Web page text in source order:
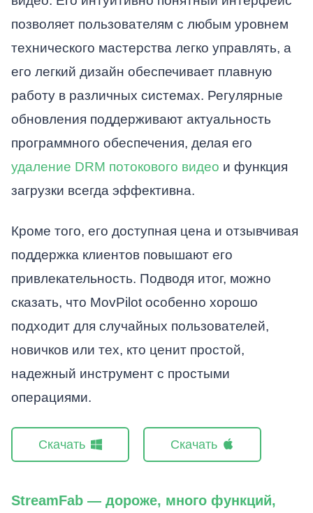
позволяет пользователям с любым уровнем
технического мастерства легко управлять, а
его легкий дизайн обеспечивает плавную
работу в различных системах. Регулярные
обновления поддерживают актуальность
программного обеспечения, делая его
удаление DRM потокового видео и функция
загрузки всегда эффективна.
Кроме того, его доступная цена и отзывчивая
поддержка клиентов повышают его
привлекательность. Подводя итог, можно
сказать, что MovPilot особенно хорошо
подходит для случайных пользователей,
новичков или тех, кто ценит простой,
надежный инструмент с простыми
операциями.
Скачать Скачать
StreamFab — дороже, много функций,